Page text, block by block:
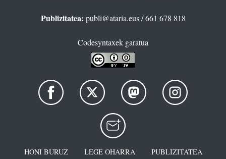
Publizitatea: publi@ataria.eus/ 661 678 818
Codesyntaxek garatua
HONI BURUZ LEGE OHARRA
PUBLIZITATEA